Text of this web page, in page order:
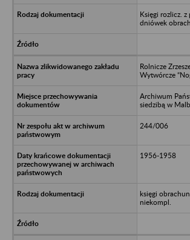
Księgi rozlicz.
dniówek
Rolnicze
Wytwórcze
Archiwum
siedzibą w
244/006
1956-1958
księgi
niekompl.